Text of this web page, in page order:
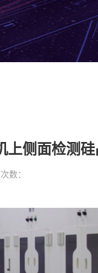
上侧面检测
数：